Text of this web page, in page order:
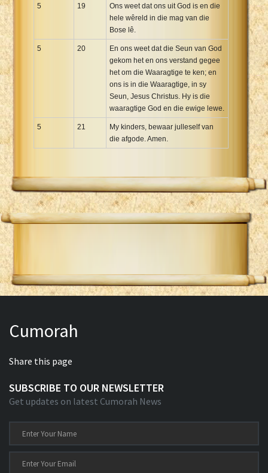
5 19
Ons weet dat ons uit God is en die
hele wêreld in die mag van die
Bose lê.
5 20
En ons weet dat die Seun van God
gekom het en ons verstand gegee
het om die Waaragtige te ken; en
ons is in die Waaragtige, in sy
Seun, Jesus Christus. Hy is die
waaragtige God en die ewige lewe.
5 21
My kinders, bewaar julleself van
die afgode. Amen.
Cumorah
Share this page
SUBSCRIBE TO OUR NEWSLETTER
Get updates on latest Cumorah News